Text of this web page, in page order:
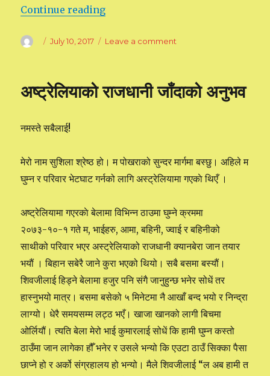
Continue reading
Author
Posted
July 10, 2017 Leave a comment
अष्ट्रेलियाको राजधानी जाँदाको अनुभव
नमस्ते सबैलाई!
मेरो नाम सुशिला श्रेष्ठ हो। म पोखराको सुन्दर मार्गमा बस्छु। अहिले म
घुम्न र परिवार भेटघाट गर्नको लागि अस्ट्रेलियामा गएकाे थिएँ ।
अष्ट्रेलियामा गएरकाे बेलामा विभिन्न ठाउमा घुम्ने क्रममा
२०७३-१०-१ गते म, भाईहरु, आमा, बहिनी, ज्वाई र बहिनीको
साथीको परिवार भएर अस्ट्रेलियाको राजधानी क्यानबेरा जान तयार
भयौं । बिहान सबेरै जाने कुरा भएको थियो। सबै बसमा बस्यौं।
शिवजीलाई हिड्ने बेलामा हजुर पनि संगै जानुहुन्छ भनेर सोधें तर
हास्नुभयो मात्र। बसमा बसेको ५ मिनेटमा नै आखाँ बन्द भयो र निन्द्रा
लाग्यो। धेरै समयसम्म लट्ठ भएँ। खाजा खानको लागी बिचमा
ओर्लियौं। त्यति बेला मेरो भाई कुमारलाई सोधें कि हामी घुम्न कस्तो
ठाउँमा जान लागेका हौँ भनेर र उसले भन्यो कि एउटा ठाउँ सिक्का पैसा
छाप्ने हो र अर्को संग्रहालय हो भन्यो। मैले शिवजीलाई “ल अब हामी त